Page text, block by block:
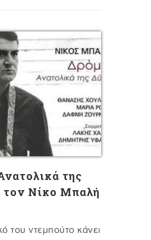
της
τον Νίκο Μπαλή
του ντεμπούτο κάνει